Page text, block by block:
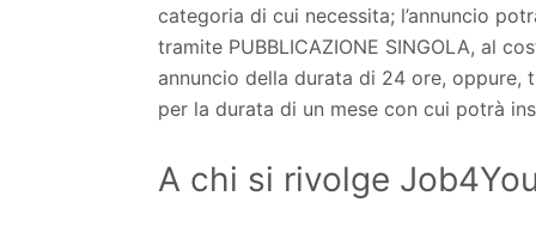
categoria di cui necessita; l’annuncio
tramite PUBBLICAZIONE SINGOLA, al
annuncio della durata di 24 ore, oppure,
per la durata di un mese con cui potrà
A chi si rivolge